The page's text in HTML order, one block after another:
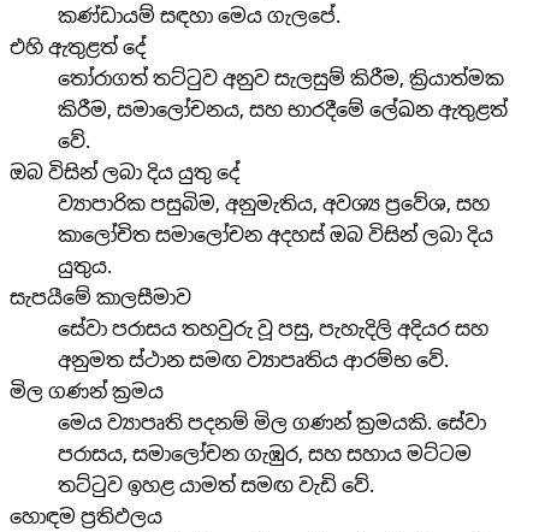
කණ්ඩායම් සඳහා මෙය ගැලපේ.
එහි ඇතුළත් දේ
තෝරාගත් තට්ටුව අනුව සැලසුම් කිරීම, ක්‍රියාත්මක
කිරීම, සමාලෝචනය, සහ භාරදීමේ ලේඛන ඇතුළත්
වේ.
ඔබ විසින් ලබා දිය යුතු දේ
ව්‍යාපාරික පසුබිම, අනුමැතිය, අවශ්‍ය ප්‍රවේශ, සහ
කාලෝචිත සමාලෝචන අදහස් ඔබ විසින් ලබා දිය
යුතුය.
සැපයීමේ කාලසීමාව
සේවා පරාසය තහවුරු වූ පසු, පැහැදිලි අදියර සහ
අනුමත ස්ථාන සමඟ ව්‍යාපෘතිය ආරම්භ වේ.
මිල ගණන් ක්‍රමය
මෙය ව්‍යාපෘති පදනම් මිල ගණන් ක්‍රමයකි. සේවා
පරාසය, සමාලෝචන ගැඹුර, සහ සහාය මට්ටම
තට්ටුව ඉහළ යාමත් සමඟ වැඩි වේ.
හොඳම ප්‍රතිඵලය